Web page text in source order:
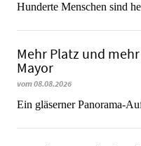
Hunderte Menschen sind
Mehr Platz und
Mayor
vom 08.08.2026
Ein gläserner Panorama-